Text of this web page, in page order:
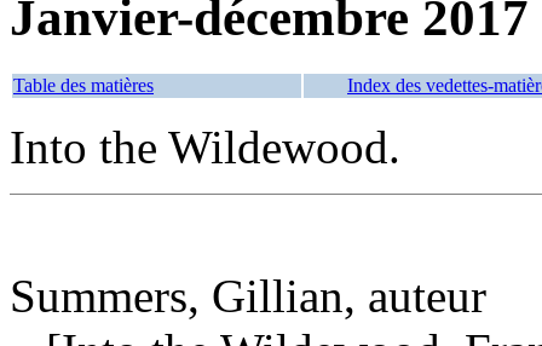
Janvier-décembre 2017
Table des matières Index des vedettes-
Into the Wildewood.
Summers, Gillian, auteur